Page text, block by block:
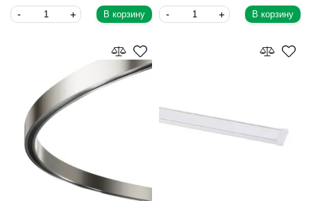
В корзину В корзину